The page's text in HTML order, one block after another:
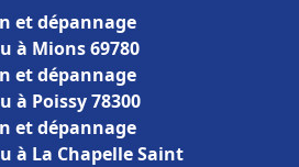
et dépannage
à Mions 69780
et dépannage
à Poissy 78300
et dépannage
à La Chapelle Saint